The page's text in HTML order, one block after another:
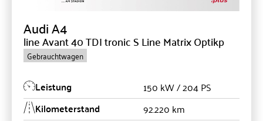
AudiA4
line Avant 40 TDI tronic S Line Matrix Optikp
Gebrauchtwagen
Leistung 150 kW / 204 PS
Kilometerstand 92.220 km